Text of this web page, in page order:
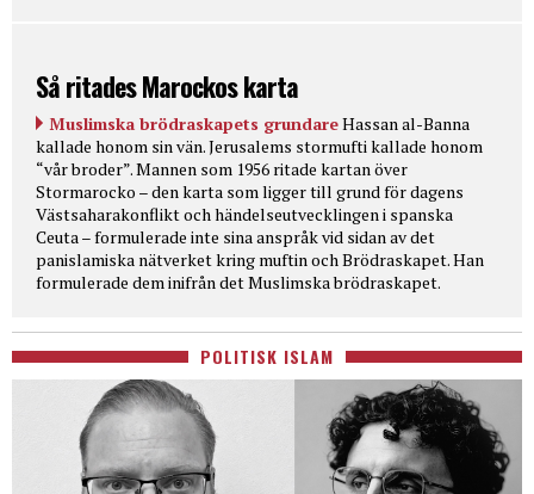
Så ritades Marockos karta
Muslimska brödraskapets grundareHassan al-Banna
kallade honom sin vän. Jerusalems stormufti kallade honom
“vår broder”. Mannen som 1956 ritade kartan över
Stormarocko – den karta som ligger till grund för dagens
Västsaharakonflikt och händelseutvecklingen i spanska
Ceuta – formulerade inte sina anspråk vid sidan av det
panislamiska nätverket kring muftin och Brödraskapet. Han
formulerade dem inifrån det Muslimska brödraskapet.
POLITISK ISLAM